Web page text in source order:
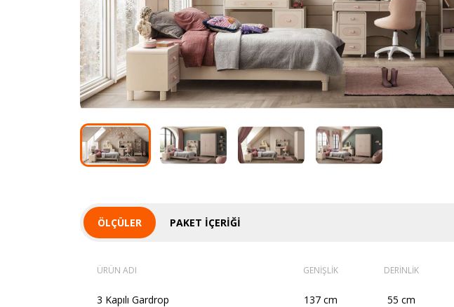
ÖLÇÜLER PAKET İÇERIĞI
ÜRÜN ADI GENİŞLİK DERİNLİK
3 Kapılı Gardrop 137 cm 55 cm